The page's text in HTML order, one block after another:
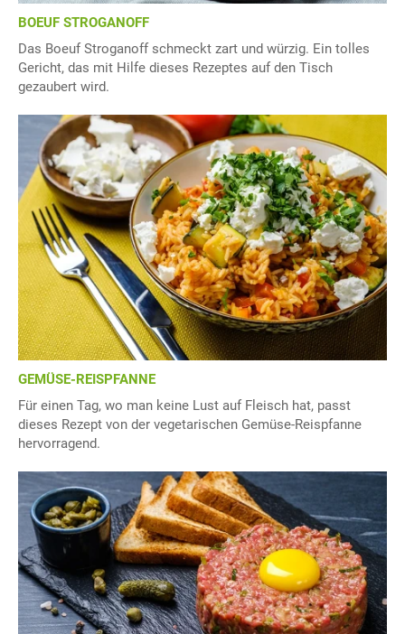
BOEUF STROGANOFF
Das Boeuf Stroganoff schmeckt zart und würzig. Ein tolles
Gericht, das mit Hilfe dieses Rezeptes auf den Tisch
gezaubert wird.
GEMÜSE-REISPFANNE
Für einen Tag, wo man keine Lust auf Fleisch hat, passt
dieses Rezept von der vegetarischen Gemüse-Reispfanne
hervorragend.